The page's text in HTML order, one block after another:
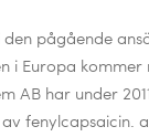
pågående
i Europa
AB har under
fenylcapsaicin.